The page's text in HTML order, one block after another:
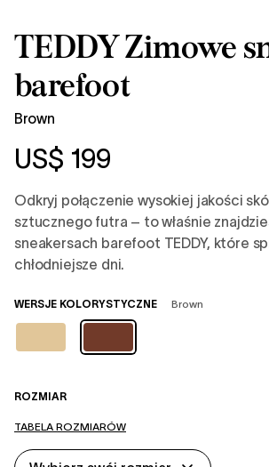
TEDDY Zimowe
barefoot
Brown
US$ 199
Odkryj połączenie wysokiej jakości
sztucznego futra – to właśnie
sneakersach barefoot TEDDY, które
chłodniejsze dni.
WERSJE KOLORYSTYCZNE Brown
ROZMIAR
TABELA ROZMIARÓW